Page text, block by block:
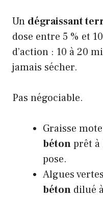
Un dégraissant
dose entre 5 % et
d’action : 10 à 20
jamais sécher.
Pas négociable.
Graisse
bétonprêt à
pose.
Algues
béton dilué